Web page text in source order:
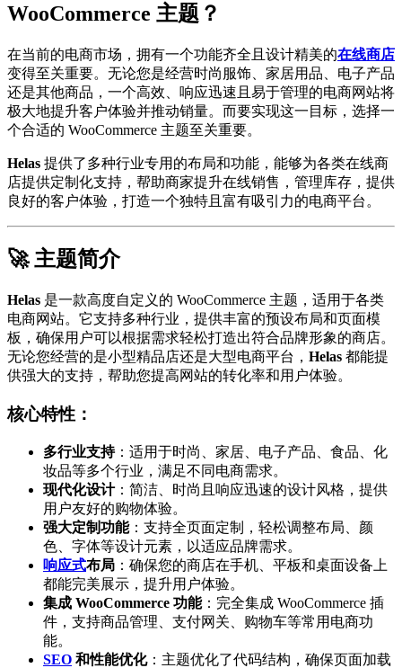
WooCommerce 主题？
在当前的电商市场，拥有一个功能齐全且设计精美的在线商店
变得至关重要。无论您是经营时尚服饰、家居用品、电子产品
还是其他商品，一个高效、响应迅速且易于管理的电商网站将
极大地提升客户体验并推动销量。而要实现这一目标，选择一
个合适的 WooCommerce 主题至关重要。
Helas 提供了多种行业专用的布局和功能，能够为各类在线商
店提供定制化支持，帮助商家提升在线销售，管理库存，提供
良好的客户体验，打造一个独特且富有吸引力的电商平台。
🚀 主题简介
Helas 是一款高度自定义的 WooCommerce 主题，适用于各类
电商网站。它支持多种行业，提供丰富的预设布局和页面模
板，确保用户可以根据需求轻松打造出符合品牌形象的商店。
无论您经营的是小型精品店还是大型电商平台， Helas 都能提
供强大的支持，帮助您提高网站的转化率和用户体验。
核心特性：
多行业支持：适用于时尚、家居、电子产品、食品、化
妆品等多个行业，满足不同电商需求。
现代化设计：简洁、时尚且响应迅速的设计风格，提供
用户友好的购物体验。
强大定制功能：支持全页面定制，轻松调整布局、颜
色、字体等设计元素，以适应品牌需求。
响应式布局 ：确保您的商店在手机、平板和桌面设备上
都能完美展示，提升用户体验。
集成 WooCommerce 功能：完全集成 WooCommerce 插
件，支持商品管理、支付网关、购物车等常用电商功
能。
SEO 和性能优化：主题优化了代码结构，确保页面加载